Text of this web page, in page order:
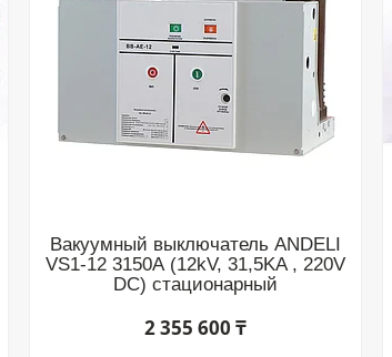
Вакуумный выключатель ANDELI
VS1-12 3150А (12kV, 31,5KA , 220V
DC) стационарный
2 355 600 ₸